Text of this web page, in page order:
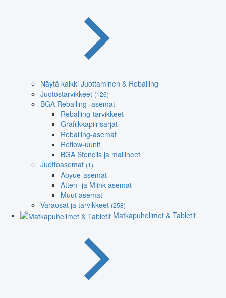
Näytä kaikki Juottaminen & Reballing
Juotostarvikkeet (126)
BGA Reballing -asemat
Reballing-tarvikkeet
Grafiikkapiirisarjat
Reballing-asemat
Reflow-uunit
BGA Stencils ja mallineet
Juottoasemat (1)
Aoyue-asemat
Atten- ja Mlink-asemat
Muut asemat
Varaosat ja tarvikkeet (258)
Matkapuhelimet & Tabletit